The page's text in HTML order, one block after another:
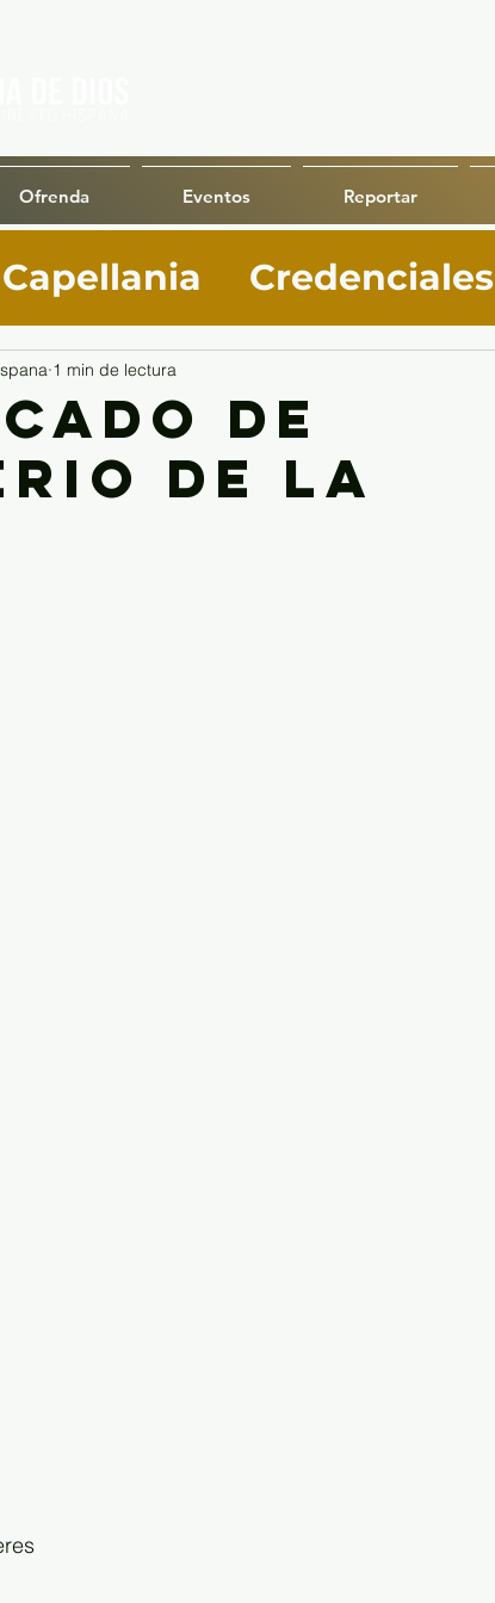
Ofrenda Eventos Reportar
Capellania Credenciales
Desarrollo Ministerial
Sureste Exámenes
de
de la
1 min de lectura